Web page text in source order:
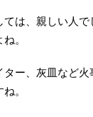
は、親しい人
。
ター、灰皿など
。